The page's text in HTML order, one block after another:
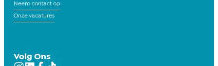
Volg Ons
Neem contact op
Onze vacatures